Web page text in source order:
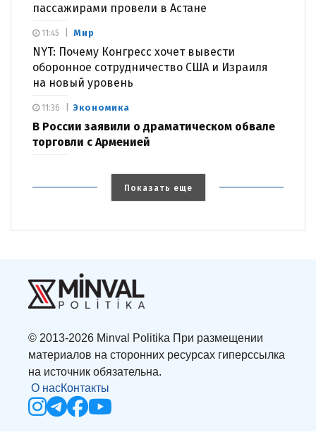
пассажирами провели в Астане
Мир
NYT: Почему Конгресс хочет вывести
оборонное сотрудничество США и Израиля
на новый уровень
11:45
Экономика
В России заявили о драматическом обвале
торговли с Арменией
11:36
Показать еще
© 2013-2026 Minval Politika При размещении
материалов на сторонних ресурсах гиперссылка
на источник обязательна.
О насКонтакты